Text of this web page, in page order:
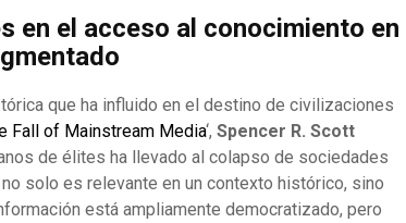
en el acceso al conocimiento en
que ha influido en el destino de civilizaciones
Fall of Mainstream Media‘, Spencer R. Scott
de élites ha llevado al colapso de sociedades
solo es relevante en un contexto histórico, sino
está ampliamente democratizado, pero